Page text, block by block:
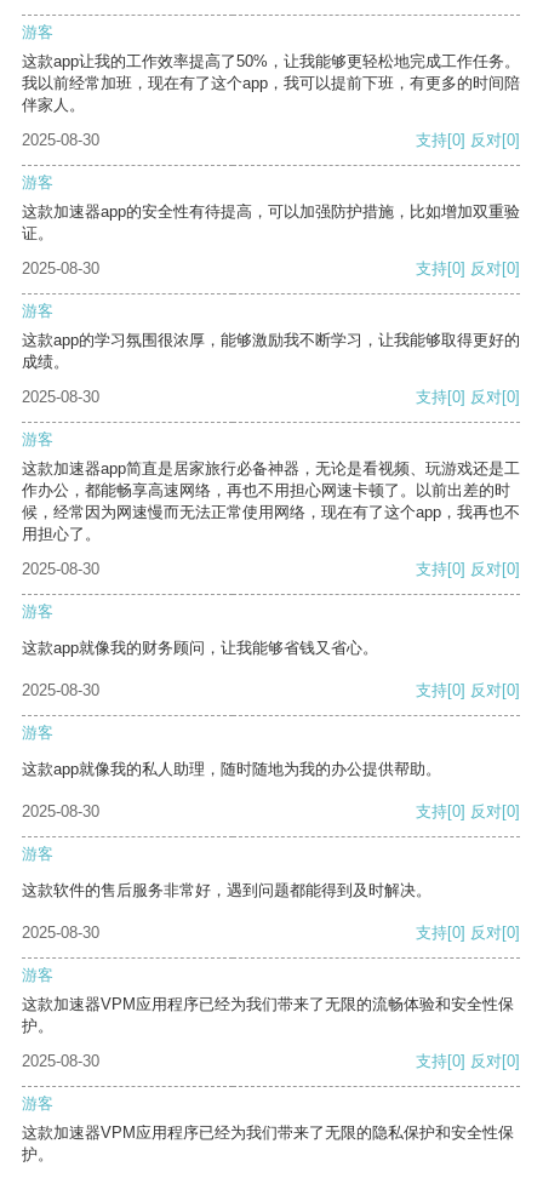
游客
这款app让我的工作效率提高了50%，让我能够更轻松地完成工作任务。
我以前经常加班，现在有了这个app，我可以提前下班，有更多的时间陪
伴家人。
2025-08-30
支持[0] 反对[0]
游客
这款加速器app的安全性有待提高，可以加强防护措施，比如增加双重验
证。
2025-08-30
支持[0] 反对[0]
游客
这款app的学习氛围很浓厚，能够激励我不断学习，让我能够取得更好的
成绩。
2025-08-30
支持[0] 反对[0]
游客
这款加速器app简直是居家旅行必备神器，无论是看视频、玩游戏还是工
作办公，都能畅享高速网络，再也不用担心网速卡顿了。以前出差的时
候，经常因为网速慢而无法正常使用网络，现在有了这个app，我再也不
用担心了。
2025-08-30
支持[0] 反对[0]
游客
这款app就像我的财务顾问，让我能够省钱又省心。
2025-08-30 支持[0] 反对[0]
游客
这款app就像我的私人助理，随时随地为我的办公提供帮助。
2025-08-30 支持[0] 反对[0]
游客
这款软件的售后服务非常好，遇到问题都能得到及时解决。
2025-08-30 支持[0] 反对[0]
游客
这款加速器VPM应用程序已经为我们带来了无限的流畅体验和安全性保
护。
2025-08-30
支持[0] 反对[0]
游客
这款加速器VPM应用程序已经为我们带来了无限的隐私保护和安全性保
护。